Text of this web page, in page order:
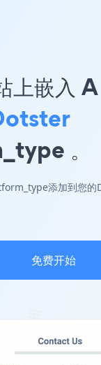
上嵌入
。
添加到您的
免费开始